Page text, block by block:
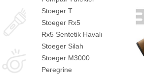
Stoeger T
Stoeger Rx5
Rx5 Sentetik Havalı
Stoeger Silah
Stoeger M3000
Peregrine